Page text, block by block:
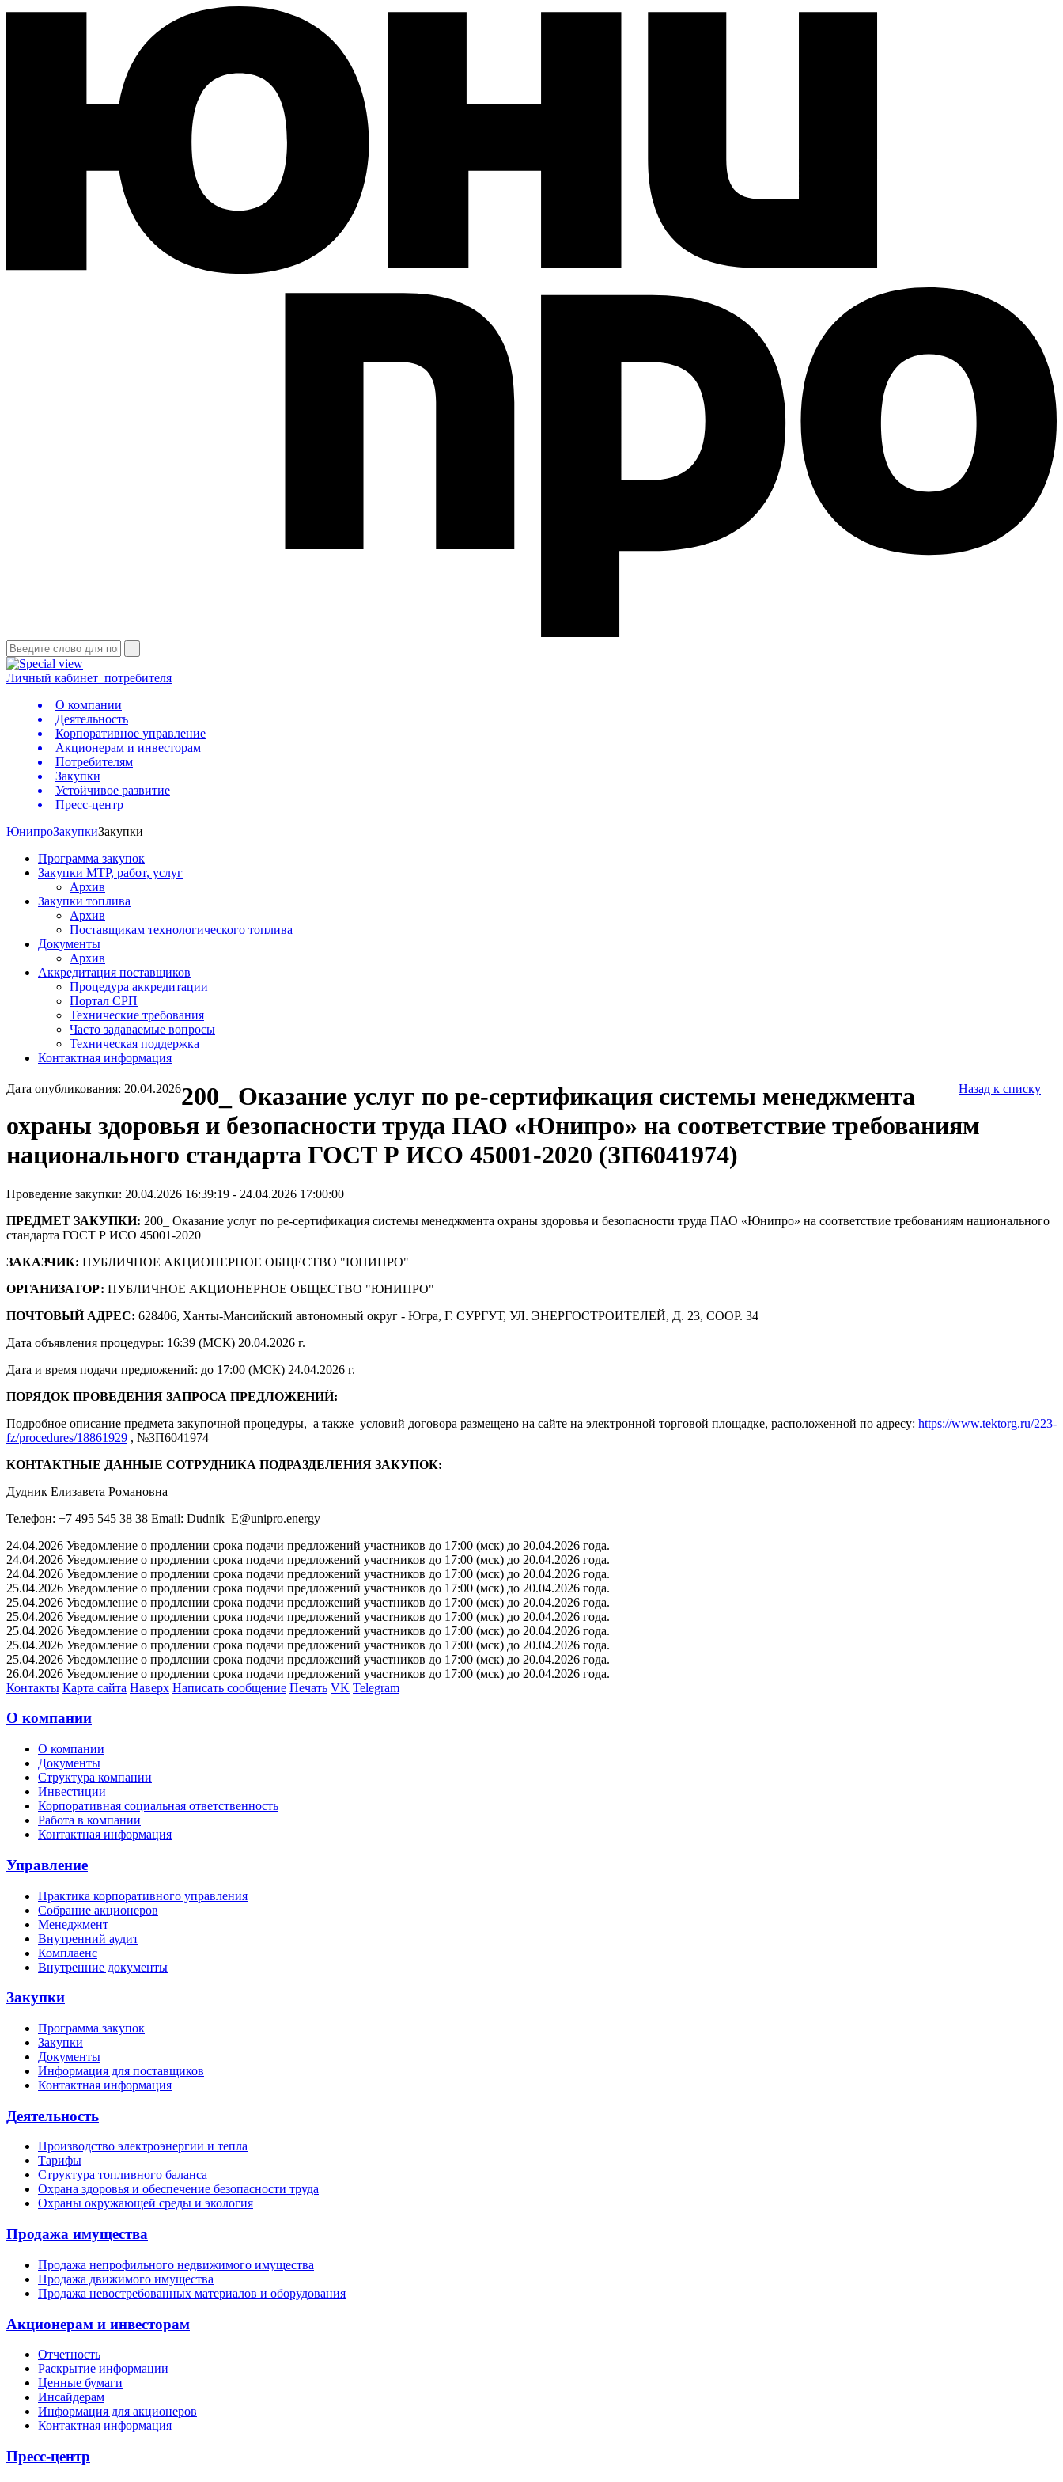
Личный кабинет потребителя
О компании
Деятельность
Корпоративное управление
Акционерам и инвесторам
Потребителям
Закупки
Устойчивое развитие
Пресс-центр
ЮнипроЗакупкиЗакупки
Программа закупок
Закупки МТР, работ, услуг
Архив
Закупки топлива
Архив
Поставщикам технологического топлива
Документы
Архив
Аккредитация поставщиков
Процедура аккредитации
Портал СРП
Технические требования
Часто задаваемые вопросы
Техническая поддержка
Контактная информация
Дата опубликования: 20.04.2026 Назад к списку
200_ Оказание услуг по ре-сертификация системы менеджмента
охраны здоровья и безопасности труда ПАО «Юнипро» на соответствие требованиям
национального стандарта ГОСТ Р ИСО 45001-2020 (ЗП6041974)
Проведение закупки: 20.04.2026 16:39:19 - 24.04.2026 17:00:00
ПРЕДМЕТ ЗАКУПКИ: 200_ Оказание услуг по ре-сертификация системы менеджмента охраны здоровья и безопасности труда ПАО «Юнипро» на соответствие требованиям национального
стандарта ГОСТ Р ИСО 45001-2020
ЗАКАЗЧИК: ПУБЛИЧНОЕ АКЦИОНЕРНОЕ ОБЩЕСТВО "ЮНИПРО"
ОРГАНИЗАТОР: ПУБЛИЧНОЕ АКЦИОНЕРНОЕ ОБЩЕСТВО "ЮНИПРО"
ПОЧТОВЫЙ АДРЕС: 628406, Ханты-Мансийский автономный округ - Югра, Г. СУРГУТ, УЛ. ЭНЕРГОСТРОИТЕЛЕЙ, Д. 23, СООР. 34
Дата объявления процедуры: 16:39 (МСК) 20.04.2026 г.
Дата и время подачи предложений: до 17:00 (МСК) 24.04.2026 г.
ПОРЯДОК ПРОВЕДЕНИЯ ЗАПРОСА ПРЕДЛОЖЕНИЙ:
Подробное описание предмета закупочной процедуры, а также условий договора размещено на сайте на электронной торговой площадке, расположенной по адресу: https://www.tektorg.ru/223-
fz/procedures/18861929 , №ЗП6041974
КОНТАКТНЫЕ ДАННЫЕ СОТРУДНИКА ПОДРАЗДЕЛЕНИЯ ЗАКУПОК:
Дудник Елизавета Романовна
Телефон: +7 495 545 38 38 Email: Dudnik_E@unipro.energy
24.04.2026 Уведомление о продлении срока подачи предложений участников до 17:00 (мск) до 20.04.2026 года.
24.04.2026 Уведомление о продлении срока подачи предложений участников до 17:00 (мск) до 20.04.2026 года.
24.04.2026 Уведомление о продлении срока подачи предложений участников до 17:00 (мск) до 20.04.2026 года.
25.04.2026 Уведомление о продлении срока подачи предложений участников до 17:00 (мск) до 20.04.2026 года.
25.04.2026 Уведомление о продлении срока подачи предложений участников до 17:00 (мск) до 20.04.2026 года.
25.04.2026 Уведомление о продлении срока подачи предложений участников до 17:00 (мск) до 20.04.2026 года.
25.04.2026 Уведомление о продлении срока подачи предложений участников до 17:00 (мск) до 20.04.2026 года.
25.04.2026 Уведомление о продлении срока подачи предложений участников до 17:00 (мск) до 20.04.2026 года.
25.04.2026 Уведомление о продлении срока подачи предложений участников до 17:00 (мск) до 20.04.2026 года.
26.04.2026 Уведомление о продлении срока подачи предложений участников до 17:00 (мск) до 20.04.2026 года.
Контакты Карта сайта Наверх Написать сообщение Печать VK Telegram
О компании
О компании
Документы
Структура компании
Инвестиции
Корпоративная социальная ответственность
Работа в компании
Контактная информация
Управление
Практика корпоративного управления
Собрание акционеров
Менеджмент
Внутренний аудит
Комплаенс
Внутренние документы
Закупки
Программа закупок
Закупки
Документы
Информация для поставщиков
Контактная информация
Деятельность
Производство электроэнергии и тепла
Тарифы
Структура топливного баланса
Охрана здоровья и обеспечение безопасности труда
Охраны окружающей среды и экология
Продажа имущества
Продажа непрофильного недвижимого имущества
Продажа движимого имущества
Продажа невостребованных материалов и оборудования
Акционерам и инвесторам
Отчетность
Раскрытие информации
Ценные бумаги
Инсайдерам
Информация для акционеров
Контактная информация
Пресс-центр